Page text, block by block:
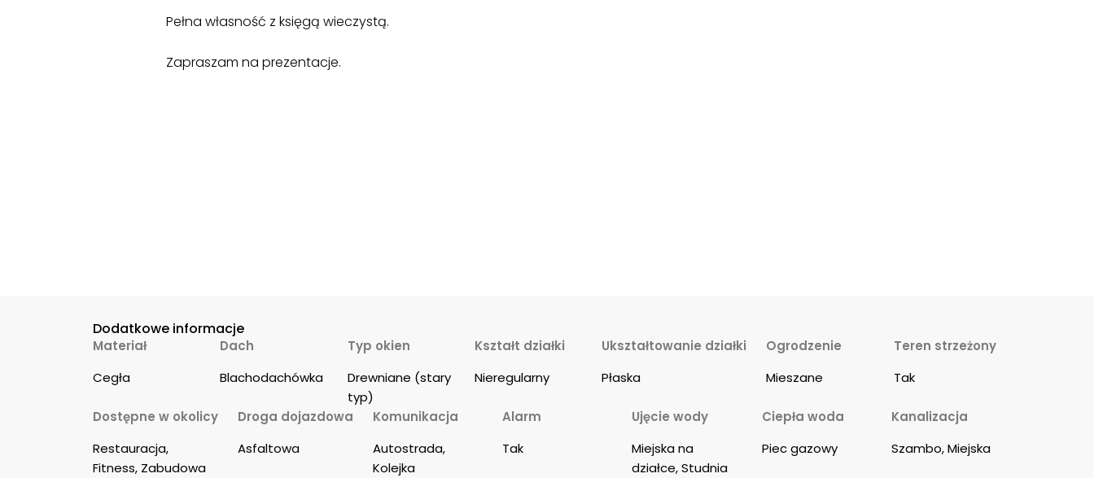
Pełna własność z księgą wieczystą.
Zapraszam na prezentacje.
Dodatkowe informacje
Materiał
Cegła
Dach
Blachodachówka
Typ okien
Drewniane (stary
typ)
Kształt działki
Nieregularny
Ukształtowanie działki
Płaska
Ogrodzenie
Mieszane
Teren strzeżony
Tak
Dostępne w okolicy
Restauracja,
Fitness, Zabudowa
Droga dojazdowa
Asfaltowa
Komunikacja
Autostrada,
Kolejka
Alarm
Tak
Ujęcie wody
Miejska na
działce, Studnia
Ciepła woda
Piec gazowy
Kanalizacja
Szambo, Miejska